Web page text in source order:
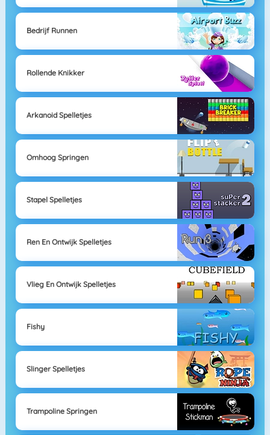
Bedrijf Runnen
Rollende Knikker
Arkanoid Spelletjes
Omhoog Springen
Stapel Spelletjes
Ren En Ontwijk Spelletjes
Vlieg En Ontwijk Spelletjes
Fishy
Slinger Spelletjes
Trampoline Springen